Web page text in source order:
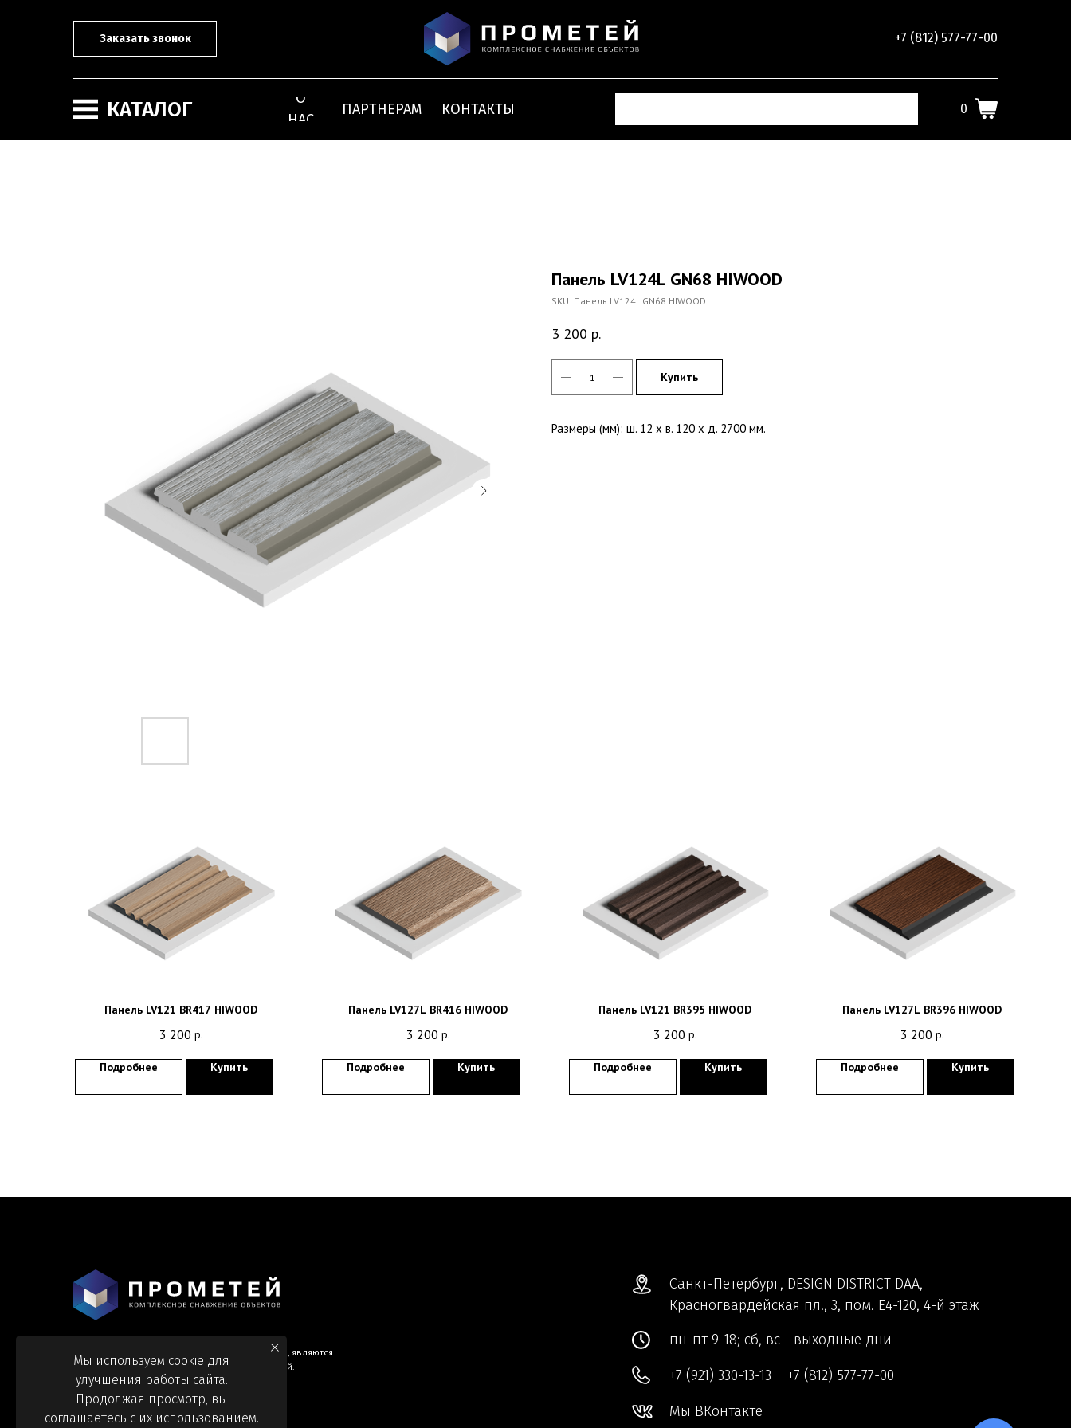
Заказать звонок +7 (812) 577-77-00
КАТАЛОГ
О
НАС
ПАРТНЕРАМ КОНТАКТЫ 0
Панель LV124L GN68 HIWOOD
SKU: Панель LV124L GN68 HIWOOD
3 200 р.
Купить
Размеры (мм): ш. 12 х в. 120 х д. 2700 мм.
Панель LV121 BR417 HIWOOD
3 200 р.
Подробнее Купить
Панель LV127L BR416 HIWOOD
3 200 р.
Подробнее Купить
Панель LV121 BR395 HIWOOD
3 200 р.
Подробнее Купить
Панель LV127L BR396 HIWOOD
3 200 р.
Подробнее Купить
Информация и цены, представленные на сайте, являются
справочными и не являются публичной офертой.
Санкт-Петербург, DESIGN DISTRICT DAA,
Красногвардейская пл., 3, пом. Е4-120, 4-й этаж
пн-пт 9-18; сб, вс - выходные дни
+7 (921) 330-13-13 +7 (812) 577-77-00
Мы ВКонтакте
Мы используем cookie для
улучшения работы сайта.
Продолжая просмотр, вы
соглашаетесь с их использованием.